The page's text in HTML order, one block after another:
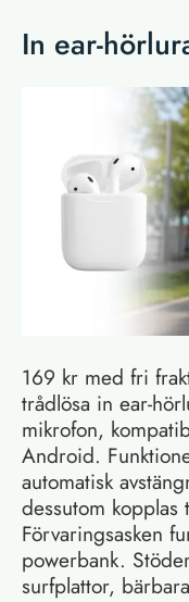
In ear-
169 kr med fri
trådlösa in ear-
mikrofon,
Android.
automatisk
dessutom
Förvaringsasken
powerbank.
surfplattor,